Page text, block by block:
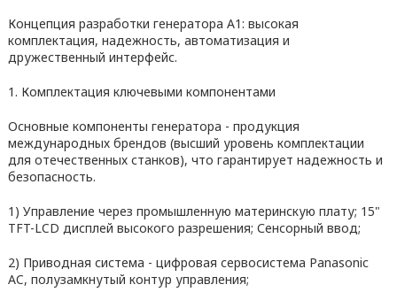
Концепция разработки генератора A1: высокая
комплектация, надежность, автоматизация и
дружественный интерфейс.
1. Комплектация ключевыми компонентами
Основные компоненты генератора - продукция
международных брендов (высший уровень комплектации
для отечественных станков), что гарантирует надежность и
безопасность.
1) Управление через промышленную материнскую плату; 15"
TFT-LCD дисплей высокого разрешения; Сенсорный ввод;
2) Приводная система - цифровая сервосистема Panasonic
AC, полузамкнутый контур управления;